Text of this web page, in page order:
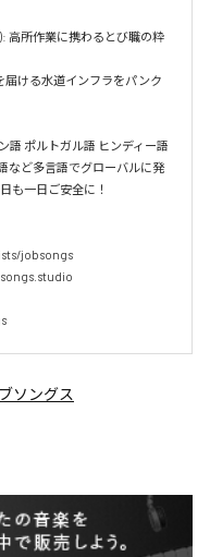
高所作業に携わるとび職の粋
ける水道インフラをパンク
語 ポルトガル語 ヒンディー語
など多言語でグローバルに発
も一日ご安全に！
jobsongs
ソングス